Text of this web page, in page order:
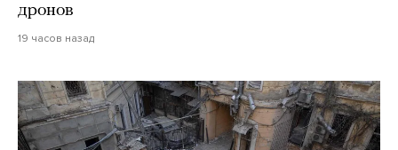
дронов
19 часов назад